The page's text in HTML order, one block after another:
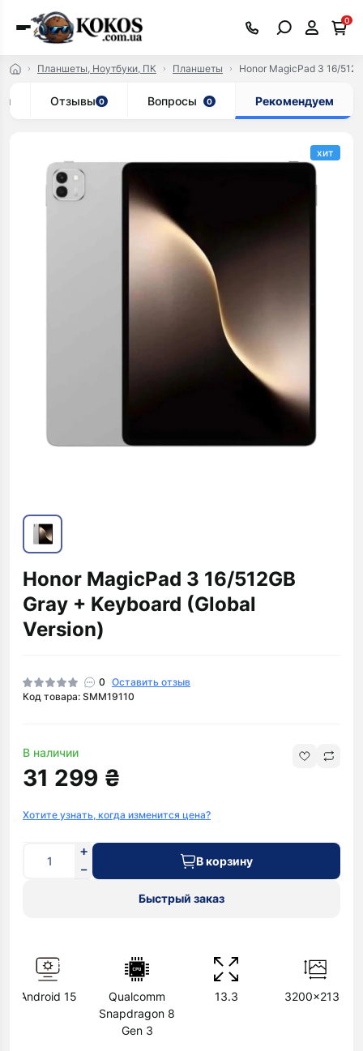
0
Планшеты, Ноутбуки, ПК Планшеты Honor MagicPad 3 16/
Отзывы 0 Вопросы 0 Рекомендуем
хит
Honor MagicPad 3 16/512GB
Gray + Keyboard (Global
Version)
0 Оставить отзыв
Код товара: SMM19110
В наличии
31 299 ₴
Хотите узнать, когда изменится цена?
В корзину
Быстрый заказ
Android 15
Qualcomm
Snapdragon 8
Gen 3
13.3 3200x2136